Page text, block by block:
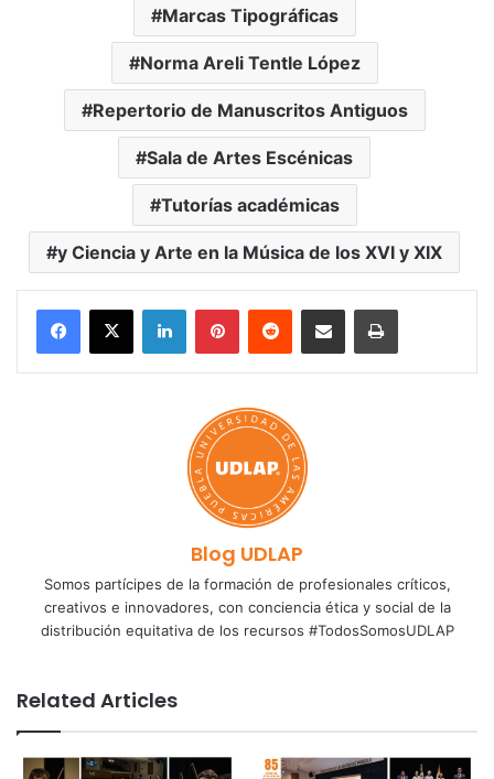
Marcas Tipográficas
Norma Areli Tentle López
Repertorio de Manuscritos Antiguos
Sala de Artes Escénicas
Tutorías académicas
y Ciencia y Arte en la Música de los XVI y XIX
LinkedInPinterestReddit Share via Email Print
Blog UDLAP
Somos partícipes de la formación de profesionales críticos,
creativos e innovadores, con conciencia ética y social de la
distribución equitativa de los recursos #TodosSomosUDLAP
Related Articles